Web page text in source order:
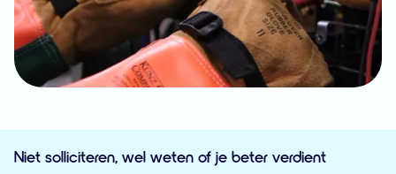
Niet solliciteren, wel weten of je beter verdient